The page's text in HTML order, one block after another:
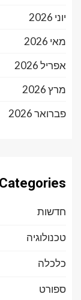
יוני 2026
מאי 2026
אפריל 2026
מרץ 2026
פברואר 2026
Categories
חדשות
טכנולוגיה
כלכלה
ספורט